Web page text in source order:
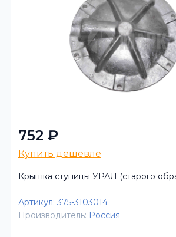
752 ₽
Купить дешевле
Крышка ступицы УРАЛ (старого
Артикул: 375-3103014
Производитель: Россия